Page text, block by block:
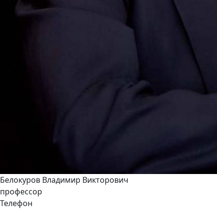
Белокуров Владимир Викторович
профессор
Телефон